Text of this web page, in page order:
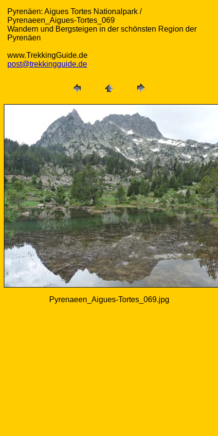
Pyrenäen: Aigues Tortes Nationalpark /
Pyrenaeen_Aigues-Tortes_069
Wandern und Bergsteigen in der schönsten Region der
Pyrenäen
www.TrekkingGuide.de
post@trekkingguide.de
Pyrenaeen_Aigues-Tortes_069.jpg